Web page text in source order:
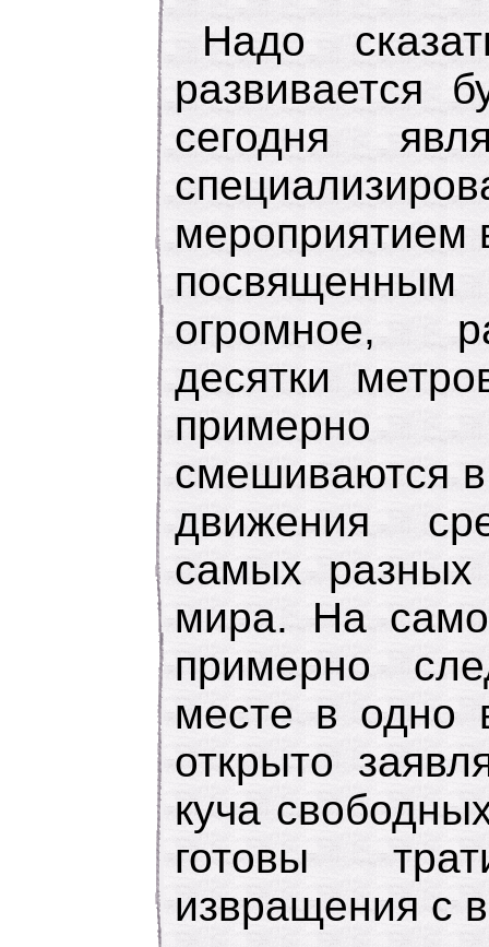
Надо
развивается
сегодня
мероприятием
огромное,
десятки
смешиваются в
движения
самых
мира. На
примерно
месте в одно
открыто
куча
готовы
извращения с